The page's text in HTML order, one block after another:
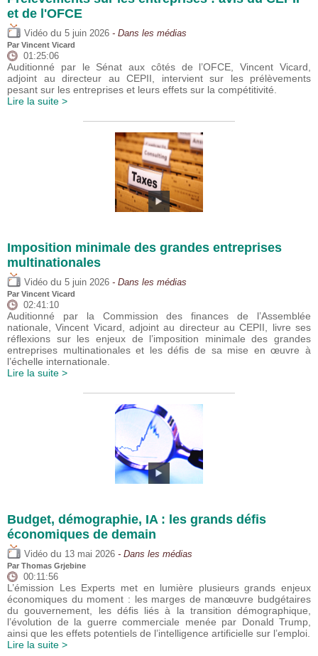
et de l'OFCE
Vidéo du 5 juin 2026 - Dans les médias
Par Vincent Vicard
01:25:06
Auditionné par le Sénat aux côtés de l’OFCE, Vincent Vicard,
adjoint au directeur au CEPII, intervient sur les prélèvements
pesant sur les entreprises et leurs effets sur la compétitivité.
Lire la suite >
Imposition minimale des grandes entreprises
multinationales
Vidéo du 5 juin 2026 - Dans les médias
Par Vincent Vicard
02:41:10
Auditionné par la Commission des finances de l’Assemblée
nationale, Vincent Vicard, adjoint au directeur au CEPII, livre ses
réflexions sur les enjeux de l’imposition minimale des grandes
entreprises multinationales et les défis de sa mise en œuvre à
l’échelle internationale.
Lire la suite >
Budget, démographie, IA : les grands défis
économiques de demain
Vidéo du 13 mai 2026 - Dans les médias
Par Thomas Grjebine
00:11:56
L’émission Les Experts met en lumière plusieurs grands enjeux
économiques du moment : les marges de manœuvre budgétaires
du gouvernement, les défis liés à la transition démographique,
l’évolution de la guerre commerciale menée par Donald Trump,
ainsi que les effets potentiels de l’intelligence artificielle sur l’emploi.
Lire la suite >